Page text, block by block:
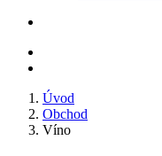
Úvod
Obchod
Víno